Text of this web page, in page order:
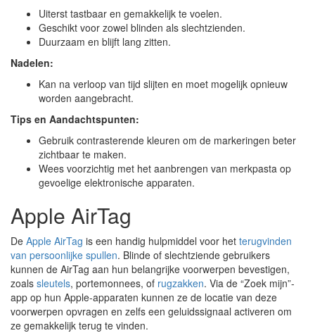
Uiterst tastbaar en gemakkelijk te voelen.
Geschikt voor zowel blinden als slechtzienden.
Duurzaam en blijft lang zitten.
Nadelen:
Kan na verloop van tijd slijten en moet mogelijk opnieuw
worden aangebracht.
Tips en Aandachtspunten:
Gebruik contrasterende kleuren om de markeringen beter
zichtbaar te maken.
Wees voorzichtig met het aanbrengen van merkpasta op
gevoelige elektronische apparaten.
Apple AirTag
De Apple AirTag is een handig hulpmiddel voor het terugvinden
van persoonlijke spullen. Blinde of slechtziende gebruikers
kunnen de AirTag aan hun belangrijke voorwerpen bevestigen,
zoals sleutels, portemonnees, of rugzakken. Via de “Zoek mijn”-
app op hun Apple-apparaten kunnen ze de locatie van deze
voorwerpen opvragen en zelfs een geluidssignaal activeren om
ze gemakkelijk terug te vinden.